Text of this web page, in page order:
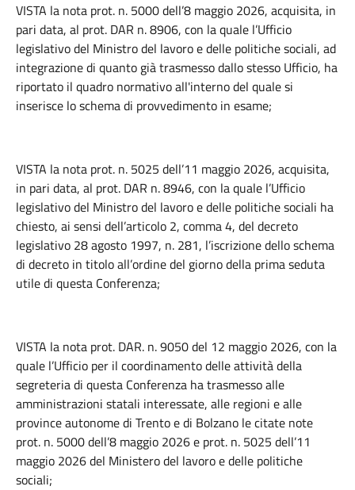
VISTA la nota prot. n. 5000 dell’8 maggio 2026, acquisita, in
pari data, al prot. DAR n. 8906, con la quale l’Ufficio
legislativo del Ministro del lavoro e delle politiche sociali, ad
integrazione di quanto già trasmesso dallo stesso Ufficio, ha
riportato il quadro normativo all'interno del quale si
inserisce lo schema di provvedimento in esame;
VISTA la nota prot. n. 5025 dell’11 maggio 2026, acquisita,
in pari data, al prot. DAR n. 8946, con la quale l’Ufficio
legislativo del Ministro del lavoro e delle politiche sociali ha
chiesto, ai sensi dell’articolo 2, comma 4, del decreto
legislativo 28 agosto 1997, n. 281, l’iscrizione dello schema
di decreto in titolo all’ordine del giorno della prima seduta
utile di questa Conferenza;
VISTA la nota prot. DAR. n. 9050 del 12 maggio 2026, con la
quale l’Ufficio per il coordinamento delle attività della
segreteria di questa Conferenza ha trasmesso alle
amministrazioni statali interessate, alle regioni e alle
province autonome di Trento e di Bolzano le citate note
prot. n. 5000 dell’8 maggio 2026 e prot. n. 5025 dell’11
maggio 2026 del Ministero del lavoro e delle politiche
sociali;